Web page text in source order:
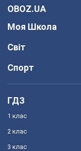
OBOZ.UA
Моя Школа
Світ
Спорт
ГДЗ
1 клас
2 клас
3 клас